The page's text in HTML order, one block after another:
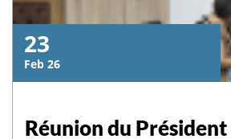
23
Feb 26
Réunion du